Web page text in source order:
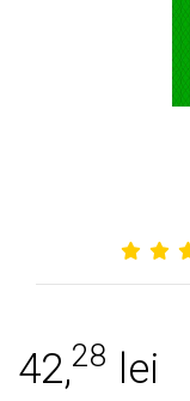
42,28 lei